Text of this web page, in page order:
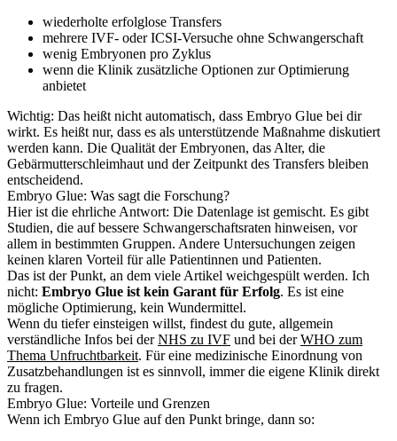
wiederholte erfolglose Transfers
mehrere IVF- oder ICSI-Versuche ohne Schwangerschaft
wenig Embryonen pro Zyklus
wenn die Klinik zusätzliche Optionen zur Optimierung
anbietet
Wichtig: Das heißt nicht automatisch, dass Embryo Glue bei dir
wirkt. Es heißt nur, dass es als unterstützende Maßnahme diskutiert
werden kann. Die Qualität der Embryonen, das Alter, die
Gebärmutterschleimhaut und der Zeitpunkt des Transfers bleiben
entscheidend.
Embryo Glue: Was sagt die Forschung?
Hier ist die ehrliche Antwort: Die Datenlage ist gemischt. Es gibt
Studien, die auf bessere Schwangerschaftsraten hinweisen, vor
allem in bestimmten Gruppen. Andere Untersuchungen zeigen
keinen klaren Vorteil für alle Patientinnen und Patienten.
Das ist der Punkt, an dem viele Artikel weichgespült werden. Ich
nicht: Embryo Glue ist kein Garant für Erfolg. Es ist eine
mögliche Optimierung, kein Wundermittel.
Wenn du tiefer einsteigen willst, findest du gute, allgemein
verständliche Infos bei derNHS zu IVF und bei derWHO zum
Thema Unfruchtbarkeit. Für eine medizinische Einordnung von
Zusatzbehandlungen ist es sinnvoll, immer die eigene Klinik direkt
zu fragen.
Embryo Glue: Vorteile und Grenzen
Wenn ich Embryo Glue auf den Punkt bringe, dann so: